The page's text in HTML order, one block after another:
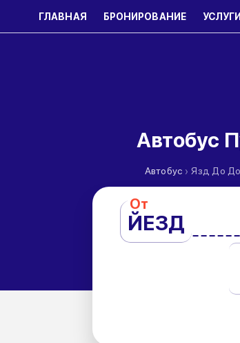
ГЛАВНАЯ БРОНИРОВАНИЕ УСЛУГИ
Автобус
Автобус › Язд До
От
ЙЕЗД